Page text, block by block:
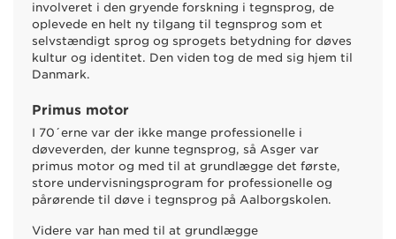
involveret i den gryende forskning i tegnsprog, de
oplevede en helt ny tilgang til tegnsprog som et
selvstændigt sprog og sprogets betydning for døves
kultur og identitet. Den viden tog de med sig hjem til
Danmark.
Primus motor
I 70´erne var der ikke mange professionelle i
døveverden, der kunne tegnsprog, så Asger var
primus motor og med til at grundlægge det første,
store undervisningsprogram for professionelle og
pårørende til døve i tegnsprog på Aalborgskolen.
Videre var han med til at grundlægge